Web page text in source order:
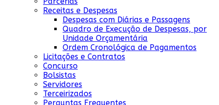
Receitas e Despesas
Despesas com Diárias e Passagens
Quadro de Execução de Despesas, por
Unidade Orçamentária
Ordem Cronológica de Pagamentos
Licitações e Contratos
Concurso
Bolsistas
Servidores
Terceirizados
Perguntas Frequentes